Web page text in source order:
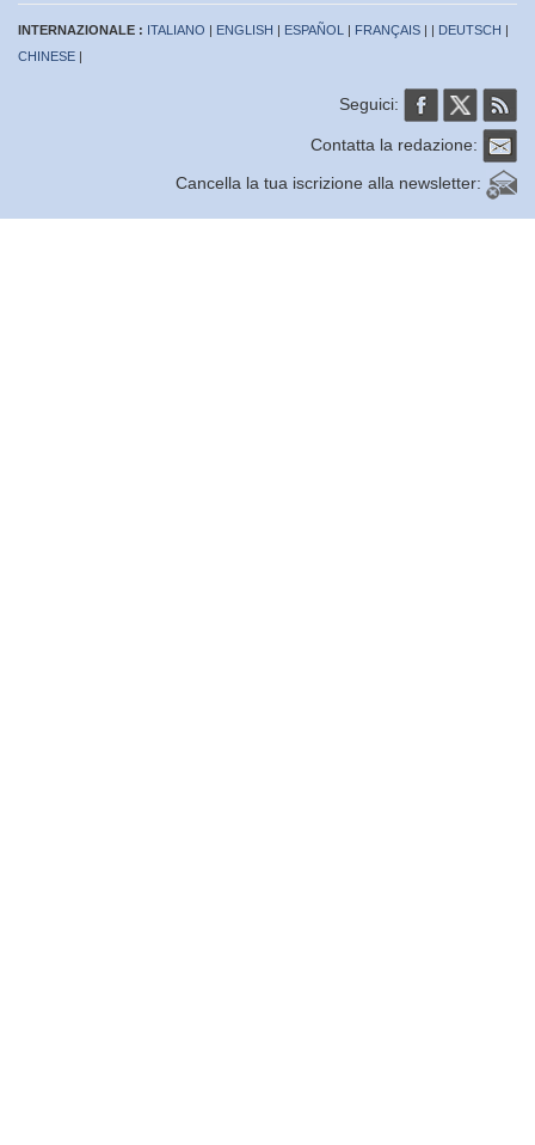
INTERNAZIONALE : ITALIANO | ENGLISH | ESPAÑOL | FRANÇAIS | | DEUTSCH |
CHINESE |
Seguici:
Contatta la redazione:
Cancella la tua iscrizione alla newsletter: